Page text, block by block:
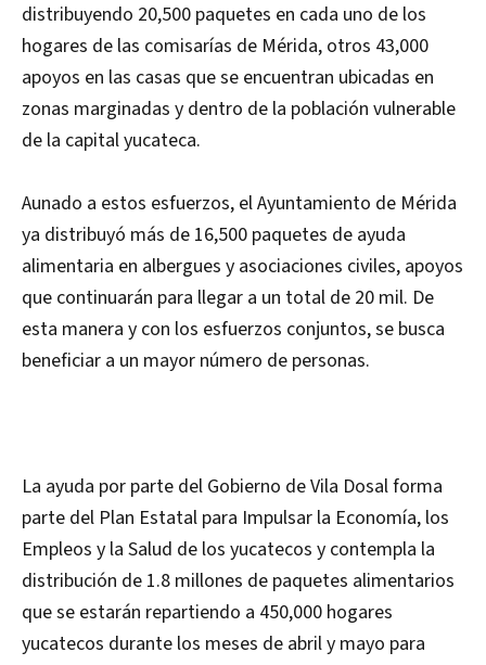
distribuyendo 20,500 paquetes en cada uno de los
hogares de las comisarías de Mérida, otros 43,000
apoyos en las casas que se encuentran ubicadas en
zonas marginadas y dentro de la población vulnerable
de la capital yucateca.
Aunado a estos esfuerzos, el Ayuntamiento de Mérida
ya distribuyó más de 16,500 paquetes de ayuda
alimentaria en albergues y asociaciones civiles, apoyos
que continuarán para llegar a un total de 20 mil. De
esta manera y con los esfuerzos conjuntos, se busca
beneficiar a un mayor número de personas.
La ayuda por parte del Gobierno de Vila Dosal forma
parte del Plan Estatal para Impulsar la Economía, los
Empleos y la Salud de los yucatecos y contempla la
distribución de 1.8 millones de paquetes alimentarios
que se estarán repartiendo a 450,000 hogares
yucatecos durante los meses de abril y mayo para